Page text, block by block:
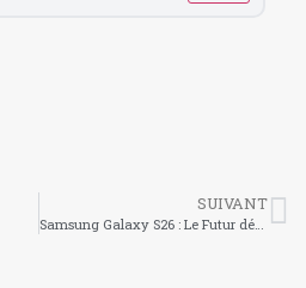
SUIVANT
Samsung Galaxy S26 : Le Futur débarque ce 11 Mars 2026 !